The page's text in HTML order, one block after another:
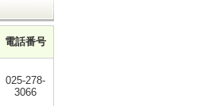
電話番号
025-278-
3066